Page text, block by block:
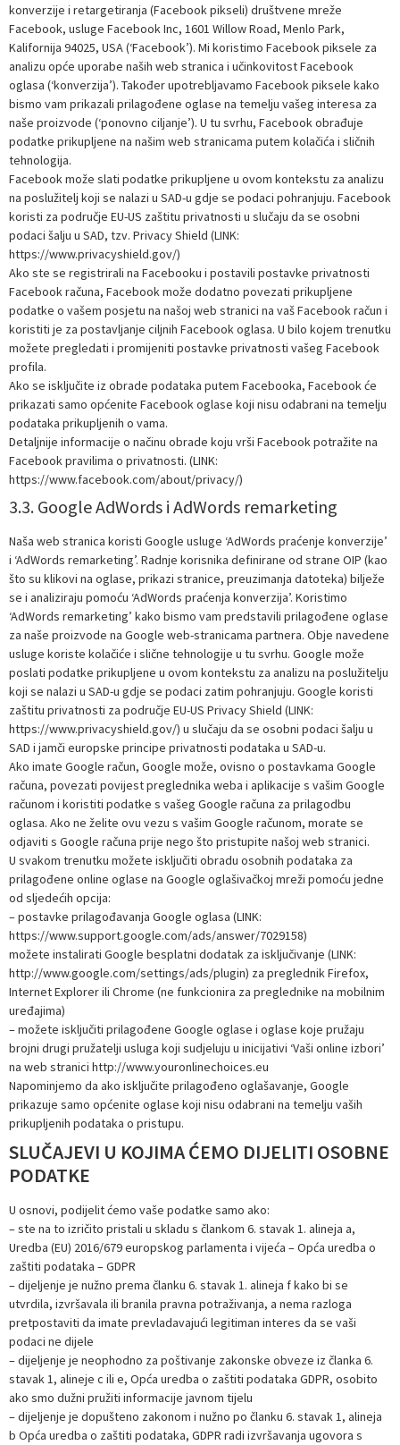
konverzije i retargetiranja (Facebook pikseli) društvene mreže
Facebook, usluge Facebook Inc, 1601 Willow Road, Menlo Park,
Kalifornija 94025, USA (‘Facebook’). Mi koristimo Facebook piksele za
analizu opće uporabe naših web stranica i učinkovitost Facebook
oglasa (‘konverzija’). Također upotrebljavamo Facebook piksele kako
bismo vam prikazali prilagođene oglase na temelju vašeg interesa za
naše proizvode (‘ponovno ciljanje’). U tu svrhu, Facebook obrađuje
podatke prikupljene na našim web stranicama putem kolačića i sličnih
tehnologija.
Facebook može slati podatke prikupljene u ovom kontekstu za analizu
na poslužitelj koji se nalazi u SAD-u gdje se podaci pohranjuju. Facebook
koristi za područje EU-US zaštitu privatnosti u slučaju da se osobni
podaci šalju u SAD, tzv. Privacy Shield (LINK:
https://www.privacyshield.gov/)
Ako ste se registrirali na Facebooku i postavili postavke privatnosti
Facebook računa, Facebook može dodatno povezati prikupljene
podatke o vašem posjetu na našoj web stranici na vaš Facebook račun i
koristiti je za postavljanje ciljnih Facebook oglasa. U bilo kojem trenutku
možete pregledati i promijeniti postavke privatnosti vašeg Facebook
profila.
Ako se isključite iz obrade podataka putem Facebooka, Facebook će
prikazati samo općenite Facebook oglase koji nisu odabrani na temelju
podataka prikupljenih o vama.
Detaljnije informacije o načinu obrade koju vrši Facebook potražite na
Facebook pravilima o privatnosti. (LINK:
https://www.facebook.com/about/privacy/)
3.3. Google AdWords i AdWords remarketing
Naša web stranica koristi Google usluge ‘AdWords praćenje konverzije’
i ‘AdWords remarketing’. Radnje korisnika definirane od strane OIP (kao
što su klikovi na oglase, prikazi stranice, preuzimanja datoteka) bilježe
se i analiziraju pomoću ‘AdWords praćenja konverzija’. Koristimo
‘AdWords remarketing’ kako bismo vam predstavili prilagođene oglase
za naše proizvode na Google web-stranicama partnera. Obje navedene
usluge koriste kolačiće i slične tehnologije u tu svrhu. Google može
poslati podatke prikupljene u ovom kontekstu za analizu na poslužitelju
koji se nalazi u SAD-u gdje se podaci zatim pohranjuju. Google koristi
zaštitu privatnosti za područje EU-US Privacy Shield (LINK:
https://www.privacyshield.gov/) u slučaju da se osobni podaci šalju u
SAD i jamči europske principe privatnosti podataka u SAD-u.
Ako imate Google račun, Google može, ovisno o postavkama Google
računa, povezati povijest preglednika weba i aplikacije s vašim Google
računom i koristiti podatke s vašeg Google računa za prilagodbu
oglasa. Ako ne želite ovu vezu s vašim Google računom, morate se
odjaviti s Google računa prije nego što pristupite našoj web stranici.
U svakom trenutku možete isključiti obradu osobnih podataka za
prilagođene online oglase na Google oglašivačkoj mreži pomoću jedne
od sljedećih opcija:
– postavke prilagođavanja Google oglasa (LINK:
https://www.support.google.com/ads/answer/7029158)
možete instalirati Google besplatni dodatak za isključivanje (LINK:
http://www.google.com/settings/ads/plugin) za preglednik Firefox,
Internet Explorer ili Chrome (ne funkcionira za preglednike na mobilnim
uređajima)
– možete isključiti prilagođene Google oglase i oglase koje pružaju
brojni drugi pružatelji usluga koji sudjeluju u inicijativi ‘Vaši online izbori’
na web stranici http://www.youronlinechoices.eu
Napominjemo da ako isključite prilagođeno oglašavanje, Google
prikazuje samo općenite oglase koji nisu odabrani na temelju vaših
prikupljenih podataka o pristupu.
SLUČAJEVI U KOJIMA ĆEMO DIJELITI OSOBNE
PODATKE
U osnovi, podijelit ćemo vaše podatke samo ako:
– ste na to izričito pristali u skladu s člankom 6. stavak 1. alineja a,
Uredba (EU) 2016/679 europskog parlamenta i vijeća – Opća uredba o
zaštiti podataka – GDPR
– dijeljenje je nužno prema članku 6. stavak 1. alineja f kako bi se
utvrdila, izvršavala ili branila pravna potraživanja, a nema razloga
pretpostaviti da imate prevladavajući legitiman interes da se vaši
podaci ne dijele
– dijeljenje je neophodno za poštivanje zakonske obveze iz članka 6.
stavak 1, alineje c ili e, Opća uredba o zaštiti podataka GDPR, osobito
ako smo dužni pružiti informacije javnom tijelu
– dijeljenje je dopušteno zakonom i nužno po članku 6. stavak 1, alineja
b Opća uredba o zaštiti podataka, GDPR radi izvršavanja ugovora s